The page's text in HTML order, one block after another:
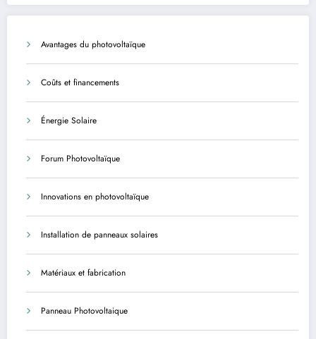
Avantages du photovoltaïque
Coûts et financements
Énergie Solaire
Forum Photovoltaïque
Innovations en photovoltaïque
Installation de panneaux solaires
Matériaux et fabrication
Panneau Photovoltaique